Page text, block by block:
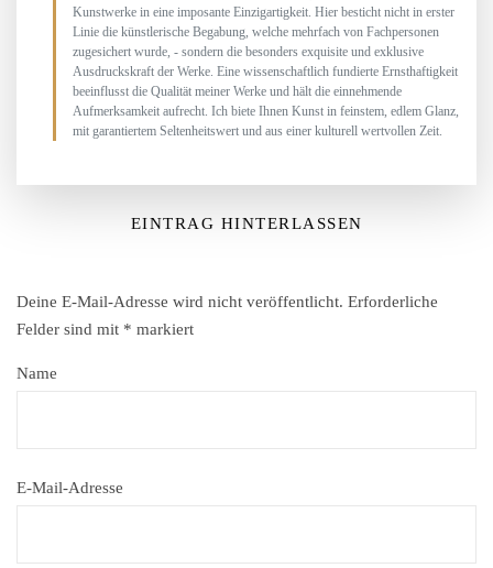
Kunstwerke in eine imposante Einzigartigkeit. Hier besticht nicht in erster
Linie die künstlerische Begabung, welche mehrfach von Fachpersonen
zugesichert wurde, - sondern die besonders exquisite und exklusive
Ausdruckskraft der Werke. Eine wissenschaftlich fundierte Ernsthaftigkeit
beeinflusst die Qualität meiner Werke und hält die einnehmende
Aufmerksamkeit aufrecht. Ich biete Ihnen Kunst in feinstem, edlem Glanz,
mit garantiertem Seltenheitswert und aus einer kulturell wertvollen Zeit.
EINTRAG HINTERLASSEN
Deine E-Mail-Adresse wird nicht veröffentlicht. Erforderliche
Felder sind mit * markiert
Name
E-Mail-Adresse